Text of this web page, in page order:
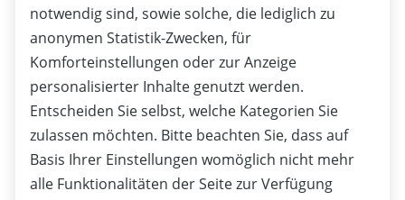
notwendig sind, sowie solche, die lediglich zu
anonymen Statistik-Zwecken, für
Komforteinstellungen oder zur Anzeige
personalisierter Inhalte genutzt werden.
Entscheiden Sie selbst, welche Kategorien Sie
zulassen möchten. Bitte beachten Sie, dass auf
Basis Ihrer Einstellungen womöglich nicht mehr
alle Funktionalitäten der Seite zur Verfügung